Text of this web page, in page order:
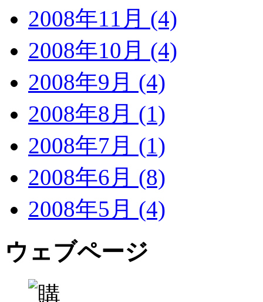
2008年11月 (4)
2008年10月 (4)
2008年9月 (4)
2008年8月 (1)
2008年7月 (1)
2008年6月 (8)
2008年5月 (4)
ウェブページ